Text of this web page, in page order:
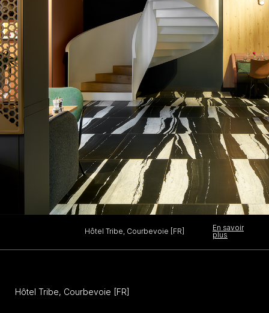
Hôtel Tribe, Courbevoie [FR]
En savoir
plus
Hôtel Tribe, Courbevoie [FR]